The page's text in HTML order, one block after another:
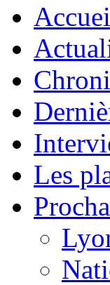
Les